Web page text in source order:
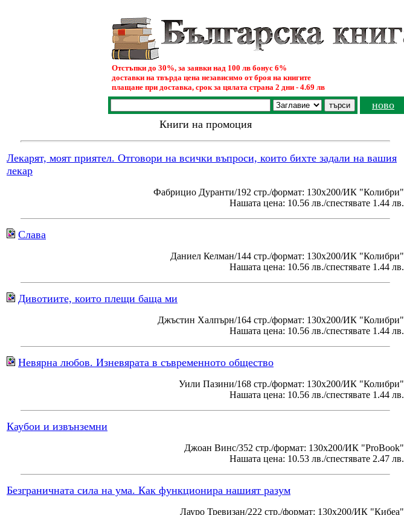
Отстъпки до 30%, за заявки над 100 лв бонус 6%
доставки на твърда цена независимо от броя на книгите
плащане при доставка, срок за цялата страна 2 дни - 4.69 лв
ново
Книги на промоция
Лекарят, моят приятел. Отговори на всички въпроси, които бихте задали на вашия
лекар
Фабрицио Дуранти/192 стр./формат: 130х200/ИК "Колибри"
Нашата цена: 10.56 лв./спестявате 1.44 лв.
Слава
Даниел Келман/144 стр./формат: 130х200/ИК "Колибри"
Нашата цена: 10.56 лв./спестявате 1.44 лв.
Дивотиите, които плещи баща ми
Джъстин Халпърн/164 стр./формат: 130х200/ИК "Колибри"
Нашата цена: 10.56 лв./спестявате 1.44 лв.
Невярна любов. Изневярата в съвременното общество
Уили Пазини/168 стр./формат: 130х200/ИК "Колибри"
Нашата цена: 10.56 лв./спестявате 1.44 лв.
Каубои и извънземни
Джоан Винс/352 стр./формат: 130х200/ИК "ProBook"
Нашата цена: 10.53 лв./спестявате 2.47 лв.
Безграничната сила на ума. Как функционира нашият разум
Лауро Тревизан/222 стр./формат: 130х200/ИК "Кибеа"